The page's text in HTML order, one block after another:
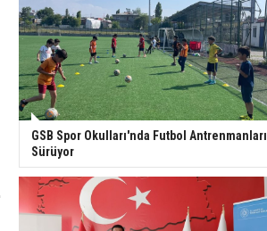
GSB Spor Okulları'nda Futbol Antrenmanları
Sürüyor